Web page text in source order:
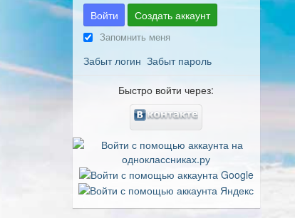
Войти Создать аккаунт
Запомнить меня
Забыт логин Забыт пароль
Быстро войти через: